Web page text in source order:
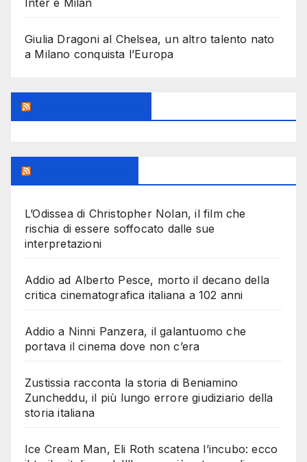
Inter e Milan
Giulia Dragoni al Chelsea, un altro talento nato
a Milano conquista l’Europa
L’Odissea di Christopher Nolan, il film che
rischia di essere soffocato dalle sue
interpretazioni
Addio ad Alberto Pesce, morto il decano della
critica cinematografica italiana a 102 anni
Addio a Ninni Panzera, il galantuomo che
portava il cinema dove non c’era
Zustissia racconta la storia di Beniamino
Zuncheddu, il più lungo errore giudiziario della
storia italiana
Ice Cream Man, Eli Roth scatena l’incubo: ecco